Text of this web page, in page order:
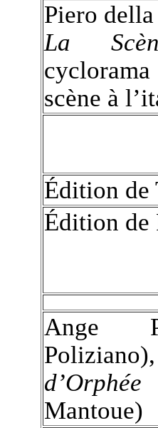
Piero
La
scène à
Édition de
Édition de
Ange
d’Orphée
Mantoue)